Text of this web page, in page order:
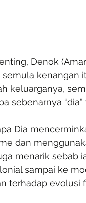
Denok
kenangan
keluarganya,
sebenarnya
Dia
dan
menarik
sampai ke
terhadap evolusi